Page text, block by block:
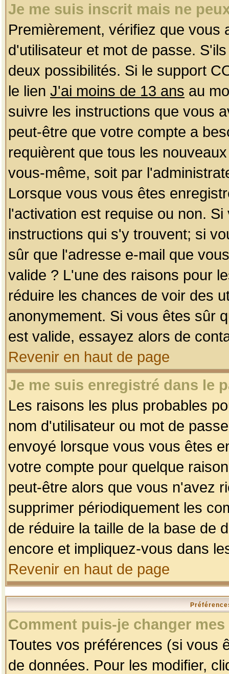
Je me suis inscrit mais ne
Premièrement, vérifiez que
d'utilisateur et mot de passe.
deux possibilités. Si le support
le lien J'ai moins de 13 ans au
suivre les instructions que vous
peut-être que votre compte a
requièrent que tous les
vous-même, soit par
Lorsque vous vous êtes
l'activation est requise ou non.
instructions qui s'y trouvent; si
sûr que l'adresse e-mail que
valide ? L'une des raisons pour
réduire les chances de voir des
anonymement. Si vous êtes sûr
est valide, essayez alors de
Revenir en haut de page
Je me suis enregistré dans le
Les raisons les plus probables
nom d'utilisateur ou mot de
envoyé lorsque vous vous êtes
votre compte pour quelque
peut-être alors que vous n'avez
supprimer périodiquement les
de réduire la taille de la base de
encore et impliquez-vous dans
Revenir en haut de page
Comment puis-je changer
Toutes vos préférences (si vous
de données. Pour les modifier,